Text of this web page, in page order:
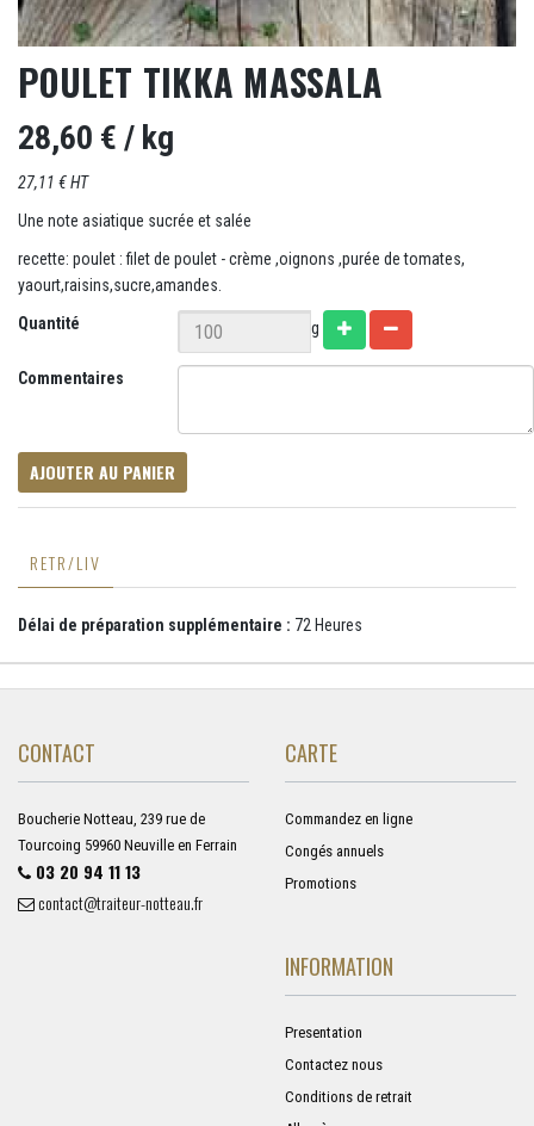
POULET TIKKA MASSALA
28,60 € / kg
27,11 € HT
Une note asiatique sucrée et salée
recette: poulet : filet de poulet - crème ,oignons ,purée de tomates,
yaourt,raisins,sucre,amandes.
Quantité
g
Commentaires
AJOUTER AU PANIER
RETR/LIV
Délai de préparation supplémentaire : 72 Heures
CONTACT
Boucherie Notteau, 239 rue de
Tourcoing 59960 Neuville en Ferrain
03 20 94 11 13
contact@traiteur-notteau.fr
CARTE
Commandez en ligne
Congés annuels
Promotions
INFORMATION
Presentation
Contactez nous
Conditions de retrait